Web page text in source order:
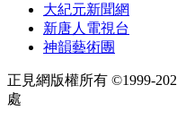
大紀元新聞網
新唐人電視台
神韻藝術團
正見網版權所有 ©1999-
處